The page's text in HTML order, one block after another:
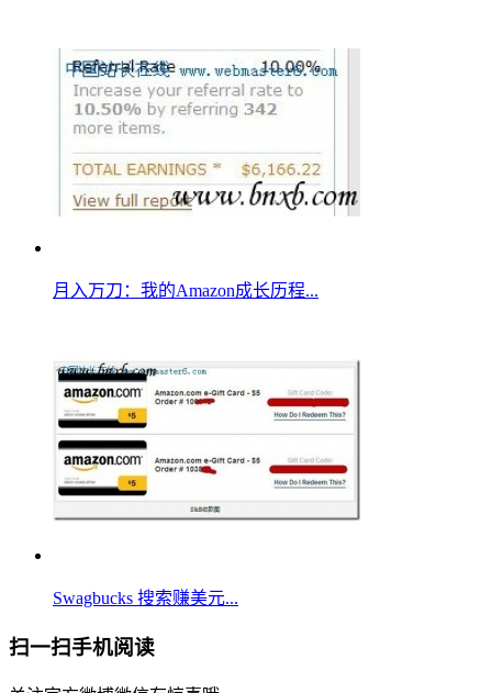
月入万刀：我的Amazon成长历程...
Swagbucks 搜索赚美元...
扫一扫手机阅读